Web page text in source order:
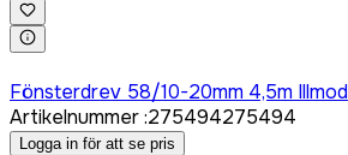
Fönsterdrev 58/10-20mm 4,5m Illmod
Artikelnummer:275494275494
Logga in för att se pris